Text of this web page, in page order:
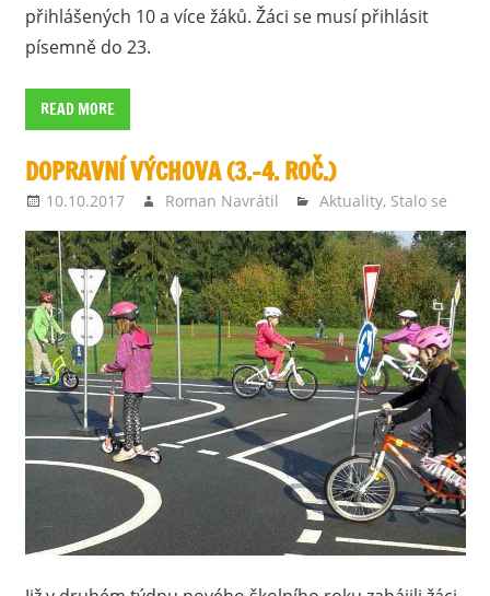
přihlášených 10 a více žáků. Žáci se musí přihlásit
písemně do 23.
READ MORE
DOPRAVNÍ VÝCHOVA (3.–4. ROČ.)
10.10.2017 Roman Navrátil Aktuality, Stalo se